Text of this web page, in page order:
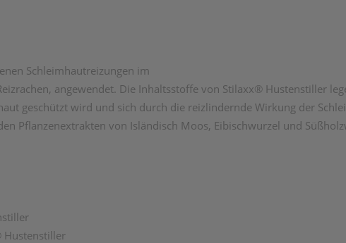
Schleimhautreizungen im
angewendet. Die Inhaltsstoffe von Stilaxx® Hustenstiller
geschützt wird und sich durch die reizlindernde Wirkung der
Pflanzenextrakten von Isländisch Moos, Eibischwurzel und
Hustenstiller